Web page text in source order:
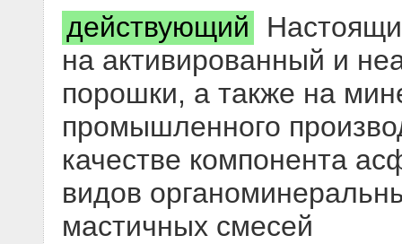
действующий
на активированный и
порошки, а также на
промышленного
качестве компонента
видов
мастичных смесей